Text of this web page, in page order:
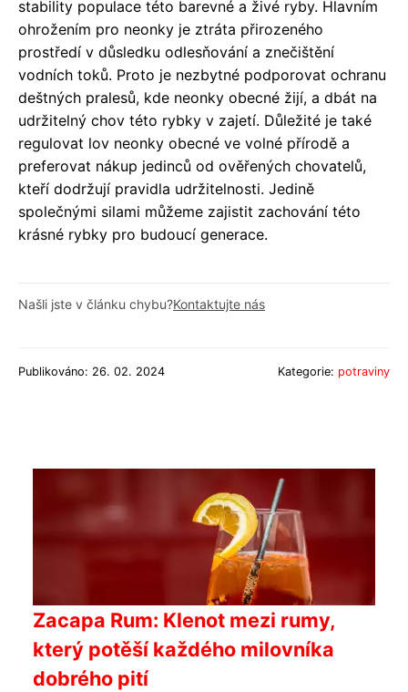
stability populace této barevné a živé ryby. Hlavním
ohrožením pro neonky je ztráta přirozeného
prostředí v důsledku odlesňování a znečištění
vodních toků. Proto je nezbytné podporovat ochranu
deštných pralesů, kde neonky obecné žijí, a dbát na
udržitelný chov této rybky v zajetí. Důležité je také
regulovat lov neonky obecné ve volné přírodě a
preferovat nákup jedinců od ověřených chovatelů,
kteří dodržují pravidla udržitelnosti. Jedině
společnými silami můžeme zajistit zachování této
krásné rybky pro budoucí generace.
Našli jste v článku chybu?Kontaktujte nás
Publikováno: 26. 02. 2024 Kategorie: potraviny
Zacapa Rum: Klenot mezi rumy,
který potěší každého milovníka
dobrého pití